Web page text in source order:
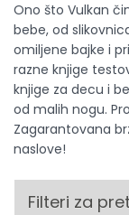
Ono što Vulkan
bebe, od
omiljene bajke i
razne knjige
knjige za decu i
od malih nogu.
Zagarantovana
naslove!
Filteri za